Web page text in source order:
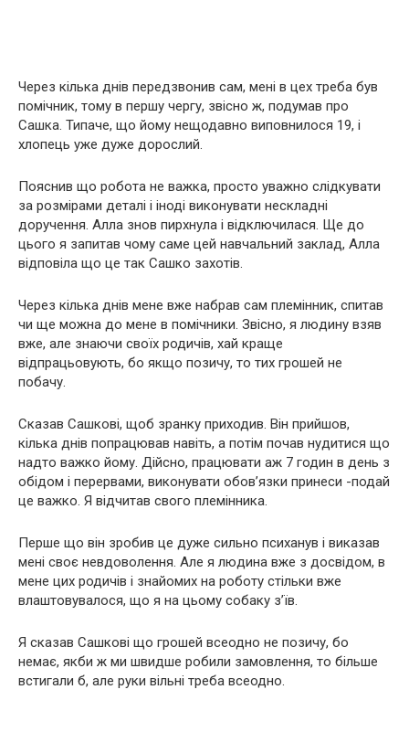
Через кілька днів передзвонив сам, мені в цех треба був
помічник, тому в першу чергу, звісно ж, подумав про
Сашка. Типаче, що йому нещодавно виповнилося 19, і
хлопець уже дуже дорослий.
Пояснив що робота не важка, просто уважно слідкувати
за розмірами деталі і іноді виконувати нескладні
доручення. Алла знов пирхнула і відключилася. Ще до
цього я запитав чому саме цей навчальний заклад, Алла
відповіла що це так Сашко захотів.
Через кілька днів мене вже набрав сам племінник, спитав
чи ще можна до мене в помічники. Звісно, я людину взяв
вже, але знаючи своїх родичів, хай краще
відпрацьовують, бо якщо позичу, то тих грошей не
побачу.
Сказав Сашкові, щоб зранку приходив. Він прийшов,
кілька днів попрацював навіть, а потім почав нудитися що
надто важко йому. Дійсно, працювати аж 7 годин в день з
обідом і перервами, виконувати обов’язки принеси -подай
це важко. Я відчитав свого племінника.
Перше що він зробив це дуже сильно психанув і виказав
мені своє невдоволення. Але я людина вже з досвідом, в
мене цих родичів і знайомих на роботу стільки вже
влаштовувалося, що я на цьому собаку з’їв.
Я сказав Сашкові що грошей всеодно не позичу, бо
немає, якби ж ми швидше робили замовлення, то більше
встигали б, але руки вільні треба всеодно.